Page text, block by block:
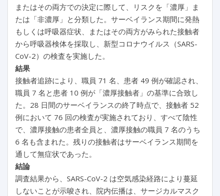
またはその両方での決定に際して、リスクを「濃厚」ま
たは「非濃厚」と分類した。サーベイランス期間に発熱
もしくは呼吸器症状、またはその両方がみられた接触者
から呼吸器検体を採取し、新型コロナウイルス（SARS-
CoV-2）の検査を実施した。
結果
接触者追跡により、職員 71 名、患者 49 例が確認され、
職員 7 名と患者 10 例が「濃厚接触者」の基準に合致し
た。28 日間のサーベイランスの終了時点で、接触者 52
例において 76 回の検査が実施されており、すべて陰性
で、濃厚接触の患者全員と、濃厚接触の職員 7 名のうち
6 名も含まれた。残りの接触者はサーベイランス期間を
通して無症状であった。
結論
調査結果から、SARS-CoV-2 は空気感染経路により蔓延
しないことが示唆され、院内伝播は、サージカルマスク